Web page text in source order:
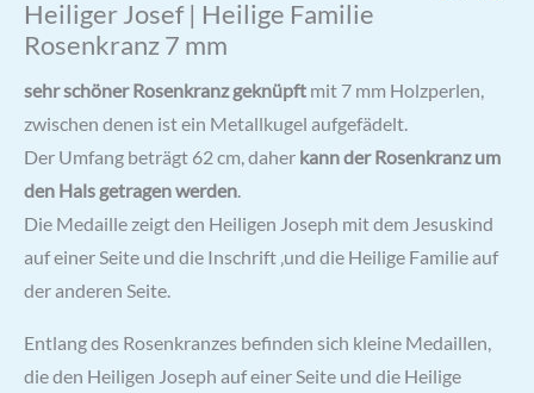
Heiliger Josef | Heilige Familie
Rosenkranz 7 mm
sehr schöner Rosenkranz geknüpft mit 7 mm Holzperlen,
zwischen denen ist ein Metallkugel aufgefädelt.
Der Umfang beträgt 62 cm, daher kann der Rosenkranz um
den Hals getragen werden.
Die Medaille zeigt den Heiligen Joseph mit dem Jesuskind
auf einer Seite und die Inschrift ‚und die Heilige Familie auf
der anderen Seite.
Entlang des Rosenkranzes befinden sich kleine Medaillen,
die den Heiligen Joseph auf einer Seite und die Heilige